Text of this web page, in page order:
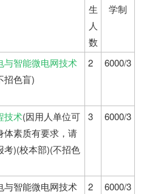
生
人
数
学制
与智能微电网技术
招色盲)
2 6000/3
技术(因用人单位可
体素质有要求，请
考)(校本部)(不招色
3 6000/3
与智能微电网技术
2 6000/3